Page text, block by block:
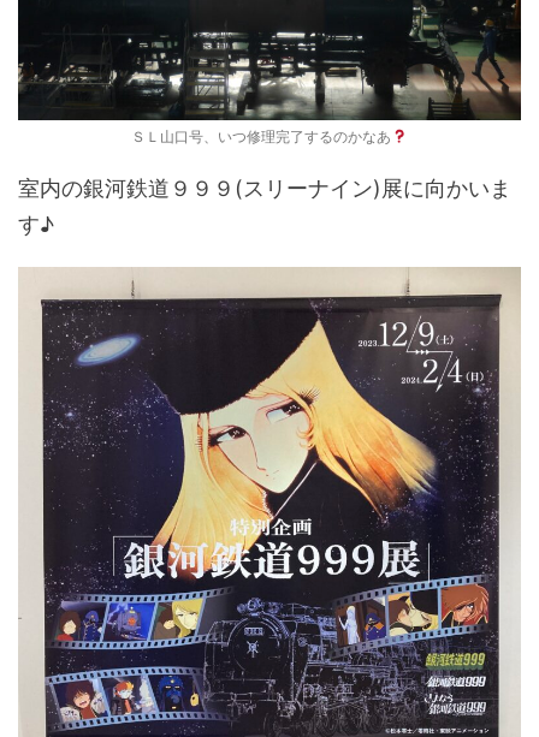
ＳＬ山口号、いつ修理完了するのかなあ
室内の銀河鉄道９９９(スリーナイン)展に向かいま
す♪